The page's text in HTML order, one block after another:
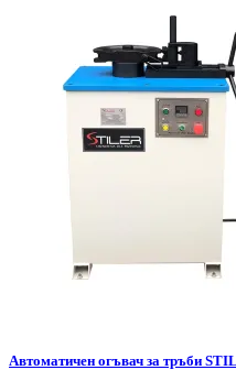
Автоматичен огъвач за тръби